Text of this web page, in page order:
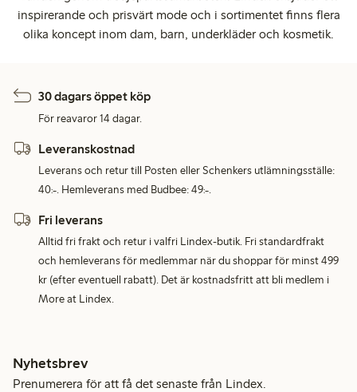
inspirerande och prisvärt mode och i sortimentet finns flera
olika koncept inom dam, barn, underkläder och kosmetik.
30 dagars öppet köp
För reavaror 14 dagar.
Leveranskostnad
Leverans och retur till Posten eller Schenkers utlämningsställe:
40:-. Hemleverans med Budbee: 49:-.
Fri leverans
Alltid fri frakt och retur i valfri Lindex-butik. Fri standardfrakt
och hemleverans för medlemmar när du shoppar för minst 499
kr (efter eventuell rabatt). Det är kostnadsfritt att bli medlem i
More at Lindex.
Nyhetsbrev
Prenumerera för att få det senaste från Lindex.